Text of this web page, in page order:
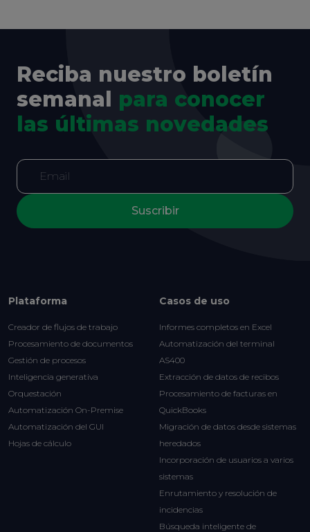
Reciba nuestro boletín
semanal para conocer
las últimas novedades
Suscribir
Plataforma
Creador de flujos de trabajo
Procesamiento de documentos
Gestión de procesos
Inteligencia generativa
Orquestación
Automatización On-Premise
Automatización del GUI
Hojas de cálculo
Casos de uso
Informes completos en Excel
Automatización del terminal
AS400
Extracción de datos de recibos
Procesamiento de facturas en
QuickBooks
Migración de datos desde sistemas
heredados
Incorporación de usuarios a varios
sistemas
Enrutamiento y resolución de
incidencias
Búsqueda inteligente de